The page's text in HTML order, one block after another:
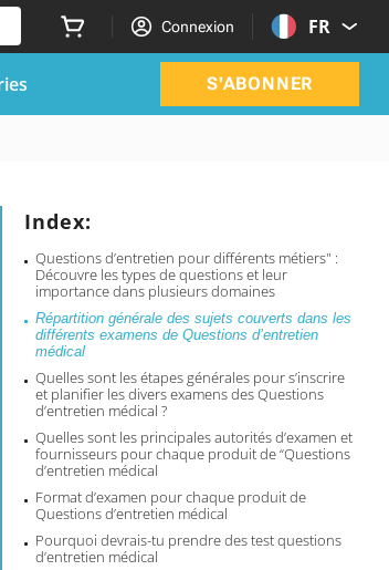
Connexion FR
S'ABONNER
Index:
Questions d’entretien pour différents métiers" :
Découvre les types de questions et leur
importance dans plusieurs domaines
Répartition générale des sujets couverts dans les
différents examens de Questions d’entretien
médical
Quelles sont les étapes générales pour s’inscrire
et planifier les divers examens des Questions
d’entretien médical ?
Quelles sont les principales autorités d’examen et
fournisseurs pour chaque produit de “Questions
d’entretien médical
Format d’examen pour chaque produit de
Questions d’entretien médical
Pourquoi devrais-tu prendre des test questions
d’entretien médical